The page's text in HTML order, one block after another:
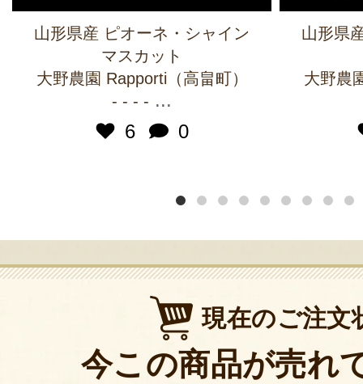
山形県産 ピオーネ・シャイン
マスカット
大野農園 Rapporti（高畠町）
- - - - ...
6
0
山形県
大野農
現在のご注文
今この商品が売れ